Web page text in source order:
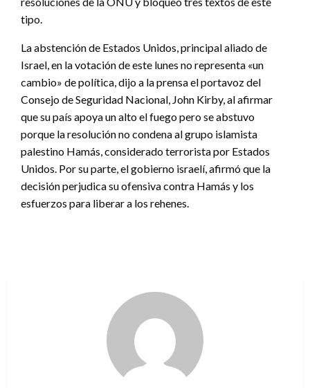
tipo.
La abstención de Estados Unidos, principal aliado de
Israel, en la votación de este lunes no representa «un
cambio» de política, dijo a la prensa el portavoz del
Consejo de Seguridad Nacional, John Kirby, al afirmar
que su país apoya un alto el fuego pero se abstuvo
porque la resolución no condena al grupo islamista
palestino Hamás, considerado terrorista por Estados
Unidos. Por su parte, el gobierno israelí, afirmó que la
decisión perjudica su ofensiva contra Hamás y los
esfuerzos para liberar a los rehenes.